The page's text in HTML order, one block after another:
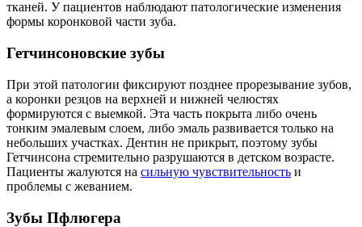
тканей. У пациентов наблюдают патологические изменения
формы коронковой части зуба.
Гетчинсоновские зубы
При этой патологии фиксируют позднее прорезывание зубов,
а коронки резцов на верхней и нижней челюстях
формируются с выемкой. Эта часть покрыта либо очень
тонким эмалевым слоем, либо эмаль развивается только на
небольших участках. Дентин не прикрыт, поэтому зубы
Гетчинсона стремительно разрушаются в детском возрасте.
Пациенты жалуются на сильную чувствительность и
проблемы с жеванием.
Зубы Пфлюгера